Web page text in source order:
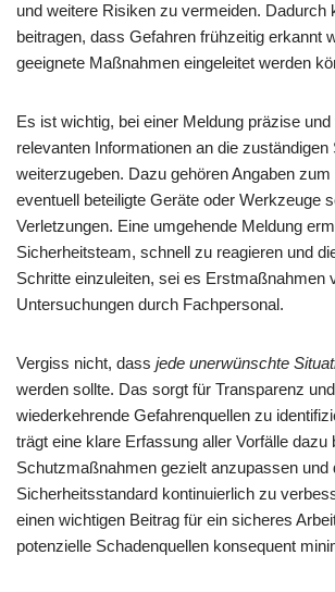
und weitere Risiken zu vermeiden. Dadurch
beitragen, dass Gefahren frühzeitig erkannt
geeignete Maßnahmen eingeleitet werden
Es ist wichtig, bei einer Meldung präzise
relevanten Informationen an die zuständigen
weiterzugeben. Dazu gehören Angaben zum
eventuell beteiligte Geräte oder Werkzeuge
Verletzungen. Eine umgehende Meldung
Sicherheitsteam, schnell zu reagieren und
Schritte einzuleiten, sei es Erstmaßnahmen
Untersuchungen durch Fachpersonal.
Vergiss nicht, dass jede unerwünschte
werden sollte. Das sorgt für Transparenz
wiederkehrende Gefahrenquellen zu
trägt eine klare Erfassung aller Vorfälle dazu
Schutzmaßnahmen gezielt anzupassen und
Sicherheitsstandard kontinuierlich zu
einen wichtigen Beitrag für ein sicheres
potenzielle Schadenquellen konsequent